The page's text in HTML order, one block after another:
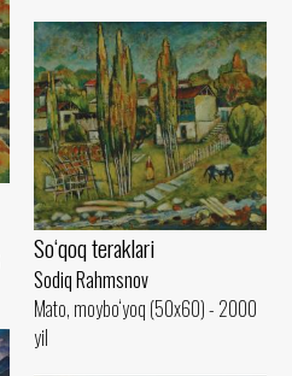
So‘qoq teraklari
Sodiq Rahmsnov
Mato, moybo‘yoq (50x60) - 2000
yil